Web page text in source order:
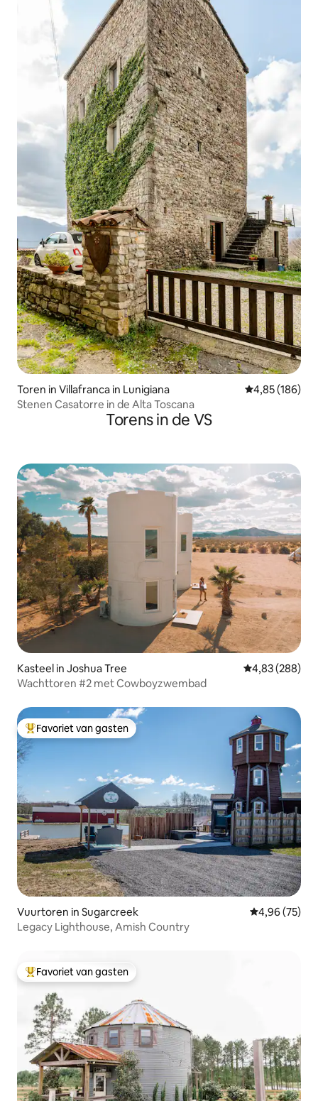
Toren in Villafranca in Lunigiana Gemiddelde
4,85 (186)
Stenen Casatorre in de Alta Toscana
Torens in de VS
Kasteel in Joshua Tree Gemiddelde
4,83 (288)
Wachttoren #2 met Cowboyzwembad
Topfavoriet van gasten
Favoriet van gasten
Vuurtoren in Sugarcreek Gemiddelde
4,96 (75)
Legacy Lighthouse, Amish Country
Topfavoriet van gasten
Favoriet van gasten